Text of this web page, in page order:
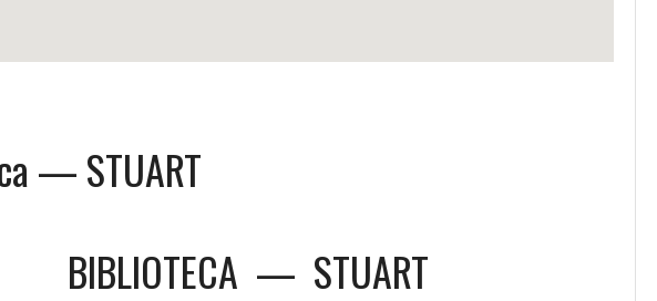
— STUART
BIBLIOTECA — STUART